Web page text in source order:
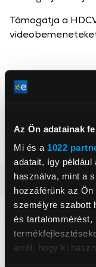
Az Ön adatainak
Mi és a 1022
adatait, így például
használva, mint a
hozzáférünk az
személyre szabott
és tartalommérést,
arról, hogy ki
Dahua
1134, Budapest,
Támogatja a
Részletes ismertető